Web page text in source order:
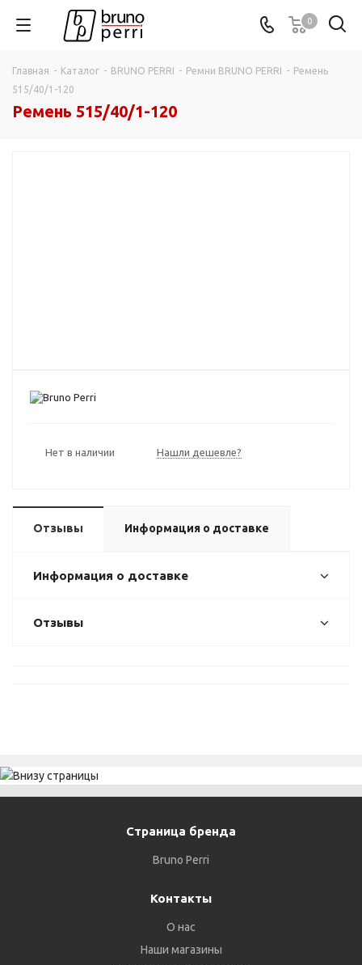
0
Главная - Каталог - BRUNO PERRI - Ремни BRUNO PERRI - Ремень
515/40/1-120
Ремень 515/40/1-120
Нет в наличии Нашли дешевле?
Отзывы Информация о доставке
Информация о доставке
Отзывы
Страница бренда
Bruno Perri
Контакты
О нас
Наши магазины